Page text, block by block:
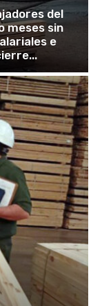
del
meses sin
e